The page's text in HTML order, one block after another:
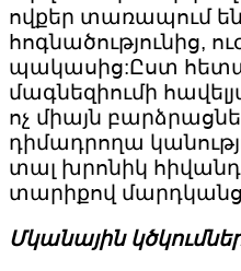
ովքեր տառապում են
հոգնածությունից,
պակասից:Ըստ
մագնեզիումի
ոչ միայն
դիմադրողա
տալ խրոնիկ
տարիքով
Մկանային